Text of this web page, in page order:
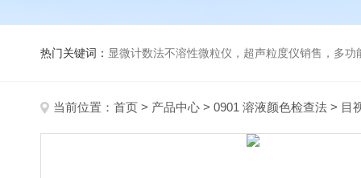
热门关键词： 显微计数法不溶性微粒仪，超声粒度仪销售，多功能超声粒度分析仪，粒度及
当前位置： 首页 > 产品中心 > 0901 溶液颜色检查法 > 目